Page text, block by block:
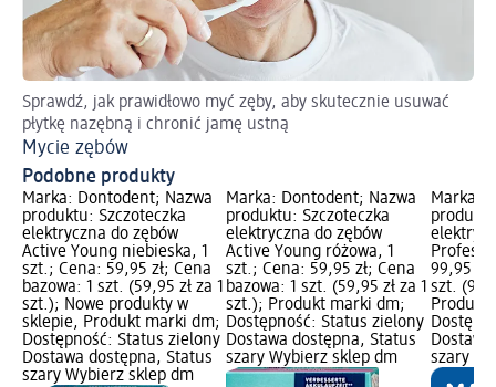
Sprawdź, jak prawidłowo myć zęby, aby skutecznie usuwać
płytkę nazębną i chronić jamę ustną
Mycie zębów
Podobne produkty
Marka: Dontodent; Nazwa
produktu: Szczoteczka
elektryczna do zębów
Active Young niebieska, 1
szt.; Cena: 59,95 zł; Cena
bazowa: 1 szt. (59,95 zł za 1
szt.); Nowe produkty w
sklepie, Produkt marki dm;
Dostępność: Status zielony
Dostawa dostępna, Status
szary Wybierz sklep dm
Marka: Dontodent; Nazwa
produktu: Szczoteczka
elektryczna do zębów
Active Young różowa, 1
szt.; Cena: 59,95 zł; Cena
bazowa: 1 szt. (59,95 zł za 1
szt.); Produkt marki dm;
Dostępność: Status zielony
Dostawa dostępna, Status
szary Wybierz sklep dm
Marka:
99,95
szt.
Produkt
szary